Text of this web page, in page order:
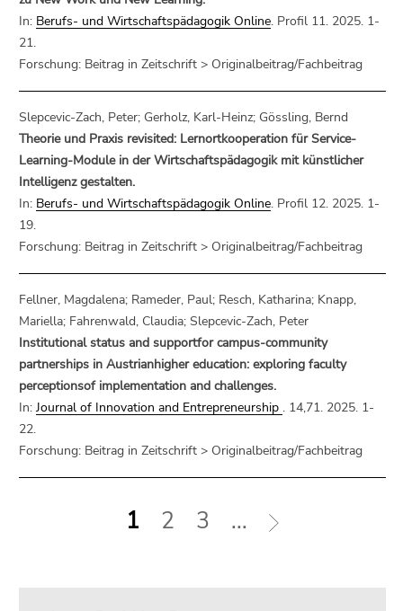
In: Berufs- und Wirtschaftspädagogik Online. Profil 11. 2025. 1-
21.
Forschung: Beitrag in Zeitschrift > Originalbeitrag/Fachbeitrag
Slepcevic-Zach, Peter; Gerholz, Karl-Heinz; Gössling, Bernd
Theorie und Praxis revisited: Lernortkooperation für Service-
Learning-Module in der Wirtschaftspädagogik mit künstlicher
Intelligenz gestalten.
In: Berufs- und Wirtschaftspädagogik Online. Profil 12. 2025. 1-
19.
Forschung: Beitrag in Zeitschrift > Originalbeitrag/Fachbeitrag
Fellner, Magdalena; Rameder, Paul; Resch, Katharina; Knapp,
Mariella; Fahrenwald, Claudia; Slepcevic-Zach, Peter
Institutional status and supportfor campus-community
partnerships in Austrianhigher education: exploring faculty
perceptionsof implementation and challenges.
In: Journal of Innovation and Entrepreneurship . 14,71. 2025. 1-
22.
Forschung: Beitrag in Zeitschrift > Originalbeitrag/Fachbeitrag
1 2 3 ...